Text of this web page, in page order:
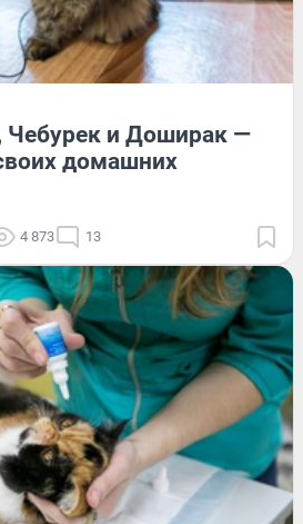
Чебурек и Доширак —
домашних
4 873 13